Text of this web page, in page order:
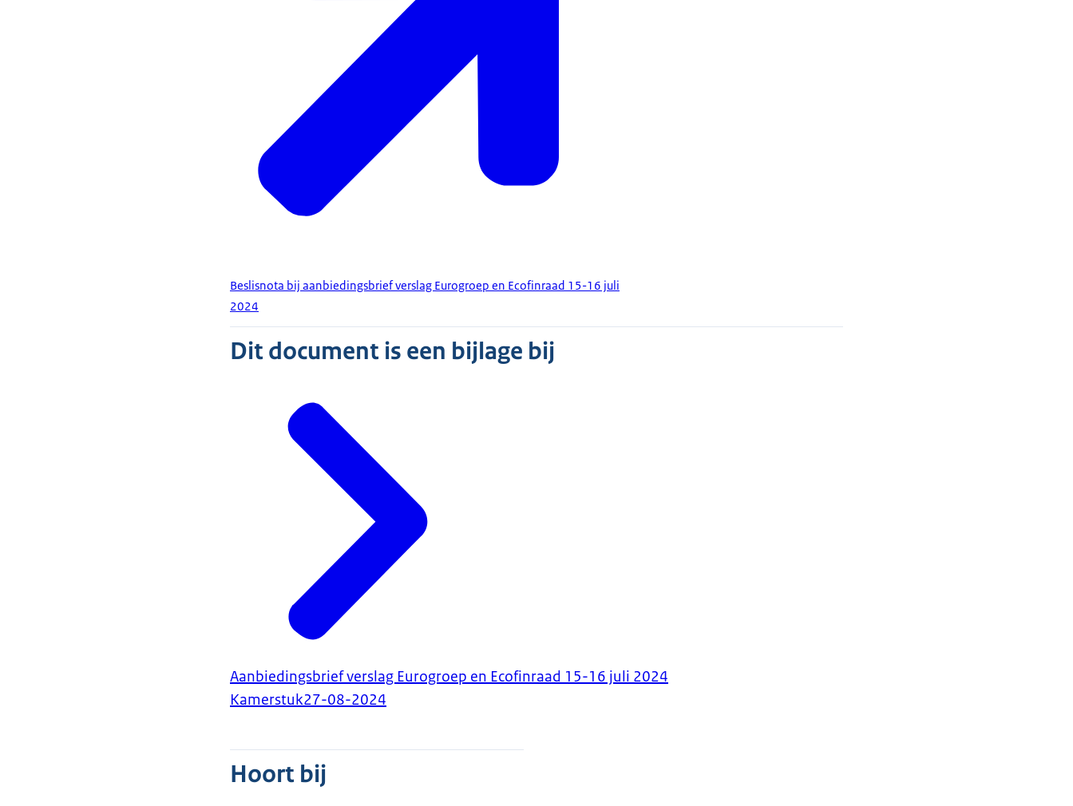
Beslisnota bij aanbiedingsbrief verslag Eurogroep en Ecofinraad 15-16 juli
2024
Dit document is een bijlage bij
Aanbiedingsbrief verslag Eurogroep en Ecofinraad 15-16 juli 2024
Kamerstuk27-08-2024
Hoort bij